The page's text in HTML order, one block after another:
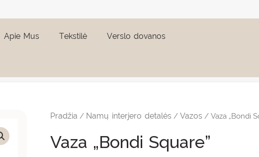
Apie Mus Tekstilė Verslo dovanos
Pradžia / Namų interjero detalės /Vazos / Vaza „Bondi
Vaza „Bondi Square”
"Bondi